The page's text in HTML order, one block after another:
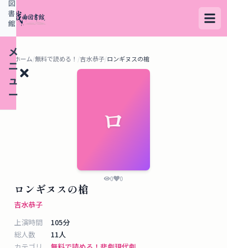
メ
ニ
ュ
ー
デ
タ
ベ
図
書
館
ホーム/無料で読める！ /吉水恭子/ロンギヌスの槍
ロ
0 0
ロンギヌスの槍
吉水恭子
上演時間
105分
総人数
11人